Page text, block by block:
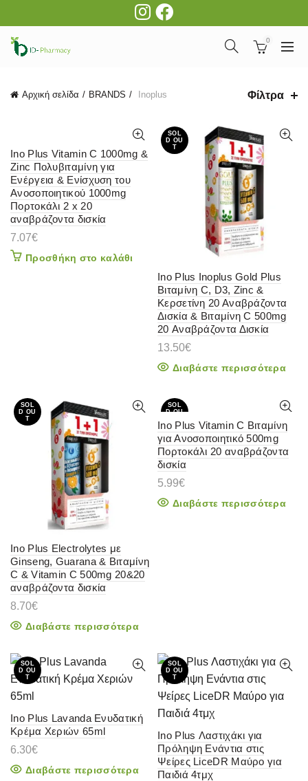
0
Αρχική σελίδα BRANDS Inoplus Φίλτρα
Ino Plus Vitamin C 1000mg &
Zinc Πολυβιταμίνη για
Ενέργεια & Ενίσχυση του
Ανοσοποιητικού 1000mg
Πορτοκάλι 2 x 20
αναβράζοντα δισκία
7.07€
Προσθήκη στο καλάθι
SOL
D OU
T
Ino Plus Inoplus Gold Plus
Βιταμίνη C, D3, Zinc &
Κερσετίνη 20 Αναβράζοντα
Δισκία & Βιταμίνη C 500mg
20 Αναβράζοντα Δισκία
13.50€
Διαβάστε περισσότερα
SOL
D OU
T
Ino Plus Electrolytes με
Ginseng, Guarana & Βιταμίνη
C & Vitamin C 500mg 20&20
αναβράζοντα δισκία
8.70€
Διαβάστε περισσότερα
SOL
D OU
Ino Plus Vitamin C Βιταμίνη
για Ανοσοποιητικό 500mg
Πορτοκάλι 20 αναβράζοντα
δισκία
5.99€
Διαβάστε περισσότερα
SOL
D OU
T
Ino Plus Lavanda Ενυδατική
Κρέμα Χεριών 65ml
6.30€
Διαβάστε περισσότερα
SOL
D OU
T
Ino Plus Λαστιχάκι για
Πρόληψη Ενάντια στις
Ψείρες LiceDR Μαύρο για
Παιδιά 4τμχ